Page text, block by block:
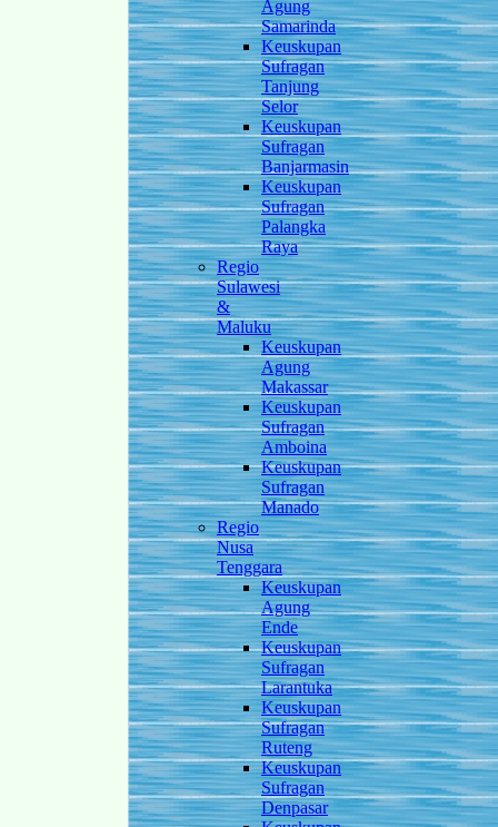
Agung
Samarinda
Keuskupan
Sufragan
Tanjung
Selor
Keuskupan
Sufragan
Banjarmasin
Keuskupan
Sufragan
Palangka
Raya
Regio
Sulawesi
&
Maluku
Keuskupan
Agung
Makassar
Keuskupan
Sufragan
Amboina
Keuskupan
Sufragan
Manado
Regio
Nusa
Tenggara
Keuskupan
Agung
Ende
Keuskupan
Sufragan
Larantuka
Keuskupan
Sufragan
Ruteng
Keuskupan
Sufragan
Denpasar